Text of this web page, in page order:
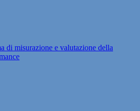
di misurazione e valutazione della